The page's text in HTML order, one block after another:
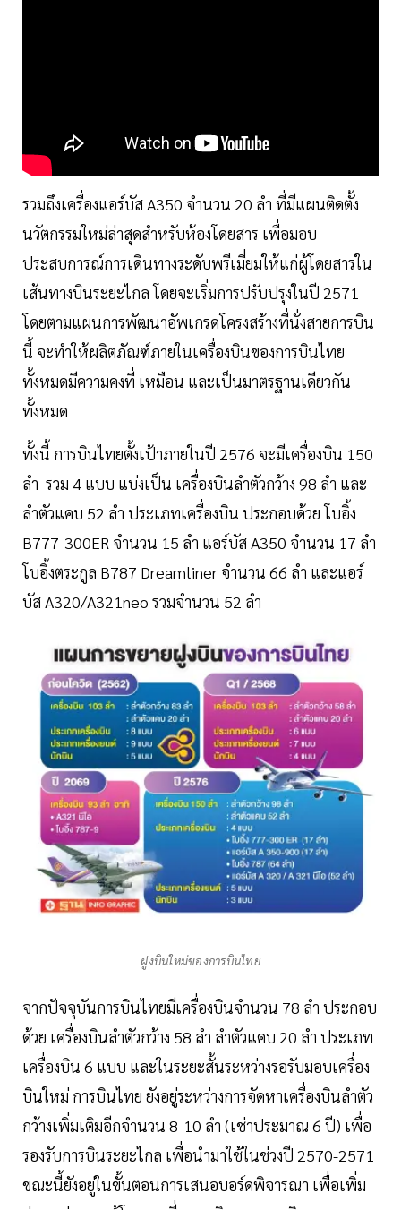
รวมถึงเครื่องแอร์บัส A350 จำนวน 20 ลำ ที่มีแผนติดตั้ง
นวัตกรรมใหม่ล่าสุดสำหรับห้องโดยสาร เพื่อมอบ
ประสบการณ์การเดินทางระดับพรีเมี่ยมให้แก่ผู้โดยสารใน
เส้นทางบินระยะไกล โดยจะเริ่มการปรับปรุงในปี 2571
โดยตามแผนการพัฒนาอัพเกรดโครงสร้างที่นั่งสายการบิน
นี้ จะทำให้ผลิตภัณฑ์ภายในเครื่องบินของการบินไทย
ทั้งหมดมีความคงที่ เหมือน และเป็นมาตรฐานเดียวกัน
ทั้งหมด
ทั้งนี้ การบินไทยตั้งเป้าภายในปี 2576 จะมีเครื่องบิน 150
ลำ รวม 4 แบบ แบ่งเป็น เครื่องบินลำตัวกว้าง 98 ลำ และ
ลำตัวแคบ 52 ลำ ประเภทเครื่องบิน ประกอบด้วย โบอิ้ง
B777-300ER จำนวน 15 ลำ แอร์บัส A350 จำนวน 17 ลำ
โบอิ้งตระกูล B787 Dreamliner จำนวน 66 ลำ และแอร์
บัส A320/A321neo รวมจำนวน 52 ลำ
ฝูงบินใหม่ของการบินไทย
จากปัจจุบันการบินไทยมีเครื่องบินจำนวน 78 ลำ ประกอบ
ด้วย เครื่องบินลำตัวกว้าง 58 ลำ ลำตัวแคบ 20 ลำ ประเภท
เครื่องบิน 6 แบบ และในระยะสั้นระหว่างรอรับมอบเครื่อง
บินใหม่ การบินไทย ยังอยู่ระหว่างการจัดหาเครื่องบินลำตัว
กว้างเพิ่มเติมอีกจำนวน 8-10 ลำ (เช่าประมาณ 6 ปี) เพื่อ
รองรับการบินระยะไกล เพื่อนำมาใช้ในช่วงปี 2570-2571
ขณะนี้ยังอยู่ในขั้นตอนการเสนอบอร์ดพิจารณา เพื่อเพิ่ม